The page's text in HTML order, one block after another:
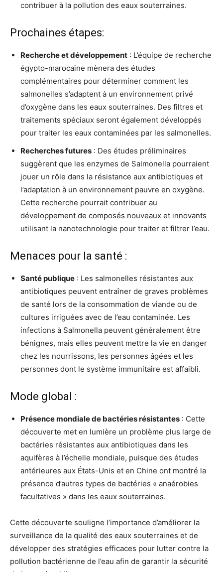
contribuer à la pollution des eaux souterraines.
Prochaines étapes:
Recherche et développement : L’équipe de recherche
égypto-marocaine mènera des études
complémentaires pour déterminer comment les
salmonelles s’adaptent à un environnement privé
d’oxygène dans les eaux souterraines. Des filtres et
traitements spéciaux seront également développés
pour traiter les eaux contaminées par les salmonelles.
Recherches futures : Des études préliminaires
suggèrent que les enzymes de Salmonella pourraient
jouer un rôle dans la résistance aux antibiotiques et
l’adaptation à un environnement pauvre en oxygène.
Cette recherche pourrait contribuer au
développement de composés nouveaux et innovants
utilisant la nanotechnologie pour traiter et filtrer l’eau.
Menaces pour la santé :
Santé publique : Les salmonelles résistantes aux
antibiotiques peuvent entraîner de graves problèmes
de santé lors de la consommation de viande ou de
cultures irriguées avec de l’eau contaminée. Les
infections à Salmonella peuvent généralement être
bénignes, mais elles peuvent mettre la vie en danger
chez les nourrissons, les personnes âgées et les
personnes dont le système immunitaire est affaibli.
Mode global :
Présence mondiale de bactéries résistantes : Cette
découverte met en lumière un problème plus large de
bactéries résistantes aux antibiotiques dans les
aquifères à l’échelle mondiale, puisque des études
antérieures aux États-Unis et en Chine ont montré la
présence d’autres types de bactéries « anaérobies
facultatives » dans les eaux souterraines.
Cette découverte souligne l’importance d’améliorer la
surveillance de la qualité des eaux souterraines et de
développer des stratégies efficaces pour lutter contre la
pollution bactérienne de l’eau afin de garantir la sécurité